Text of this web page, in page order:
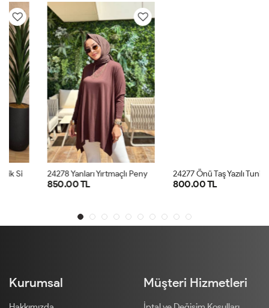
2
4278 Yanları Yırtmaçlı Penye Tunik Kahve
850.00 TL 800.00 TL
Kurumsal Müşteri Hizmetleri